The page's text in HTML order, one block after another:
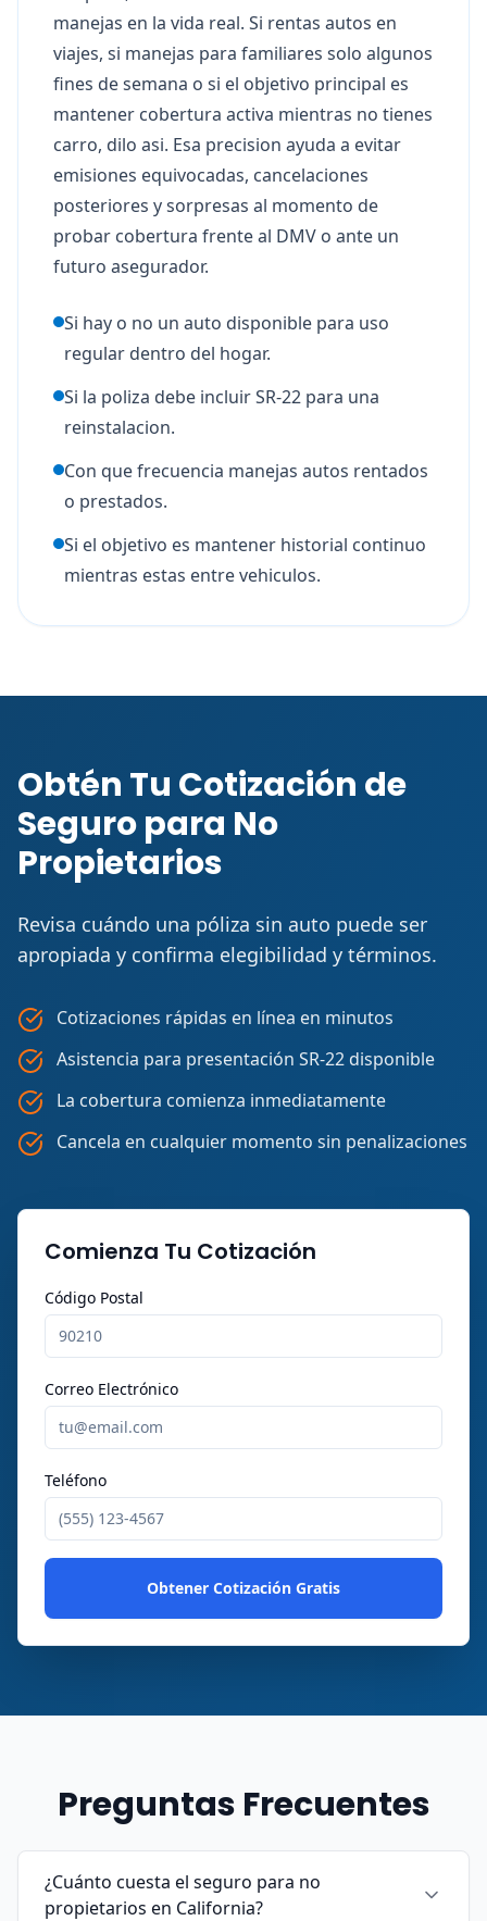
manejas en la vida real. Si rentas autos en
viajes, si manejas para familiares solo algunos
fines de semana o si el objetivo principal es
mantener cobertura activa mientras no tienes
carro, dilo asi. Esa precision ayuda a evitar
emisiones equivocadas, cancelaciones
posteriores y sorpresas al momento de
probar cobertura frente al DMV o ante un
futuro asegurador.
Si hay o no un auto disponible para uso
regular dentro del hogar.
Si la poliza debe incluir SR-22 para una
reinstalacion.
Con que frecuencia manejas autos rentados
o prestados.
Si el objetivo es mantener historial continuo
mientras estas entre vehiculos.
Obtén Tu Cotización de
Seguro para No
Propietarios
Revisa cuándo una póliza sin auto puede ser
apropiada y confirma elegibilidad y términos.
Cotizaciones rápidas en línea en minutos
Asistencia para presentación SR-22 disponible
La cobertura comienza inmediatamente
Cancela en cualquier momento sin penalizaciones
Comienza Tu Cotización
Código Postal
Correo Electrónico
Teléfono
Obtener Cotización Gratis
Preguntas Frecuentes
¿Cuánto cuesta el seguro para no
propietarios en California?